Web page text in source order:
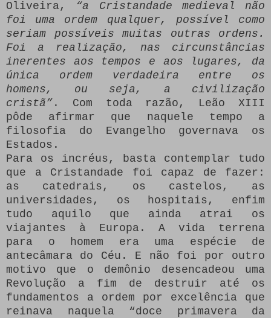
Oliveira, “a Cristandade medieval não
foi uma ordem qualquer, possível como
seriam possíveis muitas outras ordens.
Foi a realização, nas circunstâncias
inerentes aos tempos e aos lugares, da
única ordem verdadeira entre os
homens, ou seja, a civilização
cristã” . Com toda razão, Leão XIII
pôde afirmar que naquele tempo a
filosofia do Evangelho governava os
Estados.
Para os incréus, basta contemplar tudo
que a Cristandade foi capaz de fazer:
as catedrais, os castelos, as
universidades, os hospitais, enfim
tudo aquilo que ainda atrai os
viajantes à Europa. A vida terrena
para o homem era uma espécie de
antecâmara do Céu. E não foi por outro
motivo que o demônio desencadeou uma
Revolução a fim de destruir até os
fundamentos a ordem por excelência que
reinava naquela “doce primavera da